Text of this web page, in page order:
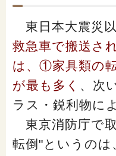
東日本大震災
救急車で搬送さ
は、①家具類の
が最も多く 、次
ラス・鋭利物に
東京消防庁で
転倒"というのは